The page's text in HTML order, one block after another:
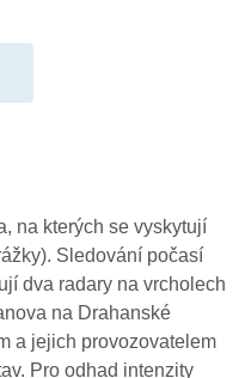
na kterých se vyskytují
Sledování počasí
dva radary na vrcholech
na Drahanské
a jejich provozovatelem
Pro odhad intenzity